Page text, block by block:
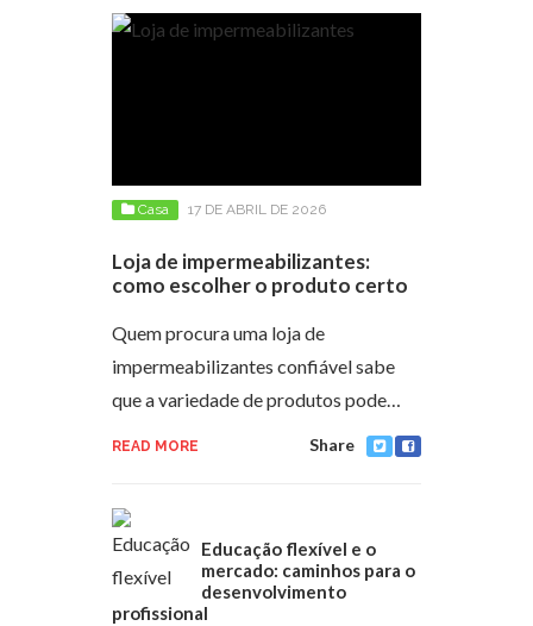
Casa 17 DE ABRIL DE 2026
Loja de impermeabilizantes:
como escolher o produto certo
Quem procura uma loja de
impermeabilizantes confiável sabe
que a variedade de produtos pode…
READ MORE Share
Educação flexível e o
mercado: caminhos para o
desenvolvimento
profissional